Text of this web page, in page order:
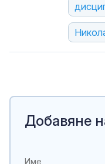
Добавяне